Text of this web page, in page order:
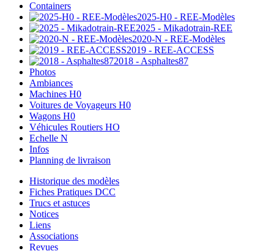
Containers
2025-H0 - REE-Modèles
2025 - Mikadotrain-REE
2020-N - REE-Modèles
2019 - REE-ACCESS
2018 - Asphaltes87
Photos
Ambiances
Machines H0
Voitures de Voyageurs H0
Wagons H0
Véhicules Routiers HO
Echelle N
Infos
Planning de livraison
Historique des modèles
Fiches Pratiques DCC
Trucs et astuces
Notices
Liens
Associations
Revues